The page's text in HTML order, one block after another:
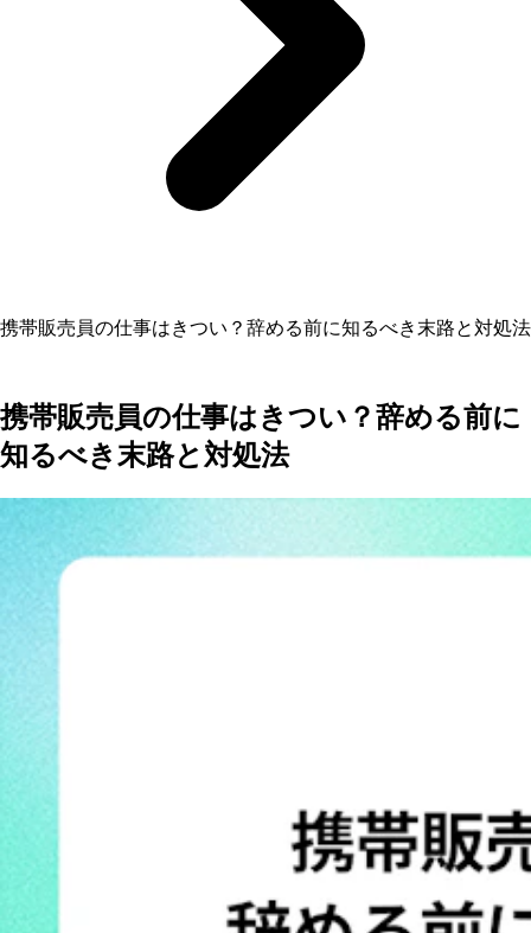
携帯販売員の仕事はきつい？辞める前に知るべき末路と対処法
携帯販売員の仕事はきつい？辞める前に
知るべき末路と対処法